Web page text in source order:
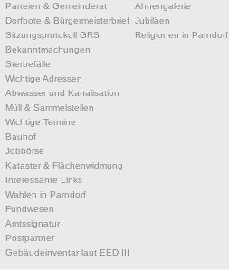
Parteien & Gemeinderat
Dorfbote & Bürgermeisterbrief
Sitzungsprotokoll GRS
Bekanntmachungen
Sterbefälle
Wichtige Adressen
Abwasser und Kanalisation
Müll & Sammelstellen
Wichtige Termine
Bauhof
Jobbörse
Kataster & Flächenwidmung
Interessante Links
Wahlen in Parndorf
Fundwesen
Amtssignatur
Postpartner
Gebäudeinventar laut EED III
Ahnengalerie
Jubiläen
Religionen in Parndorf